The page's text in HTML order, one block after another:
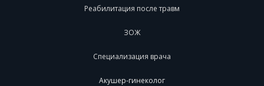
Реабилитация после травм
ЗОЖ
Специализация врача
Акушер-гинеколог